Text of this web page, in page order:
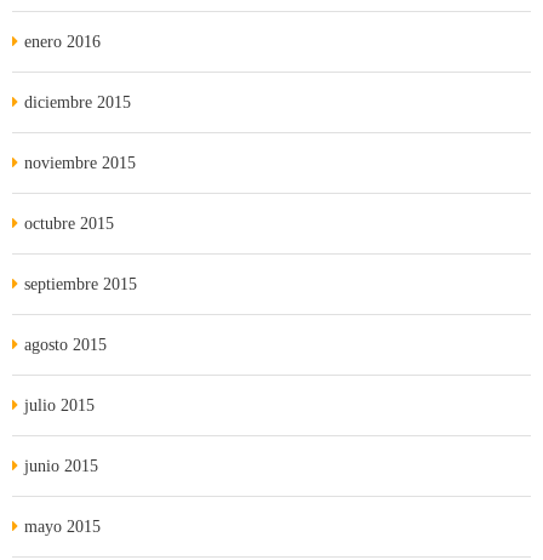
enero 2016
diciembre 2015
noviembre 2015
octubre 2015
septiembre 2015
agosto 2015
julio 2015
junio 2015
mayo 2015